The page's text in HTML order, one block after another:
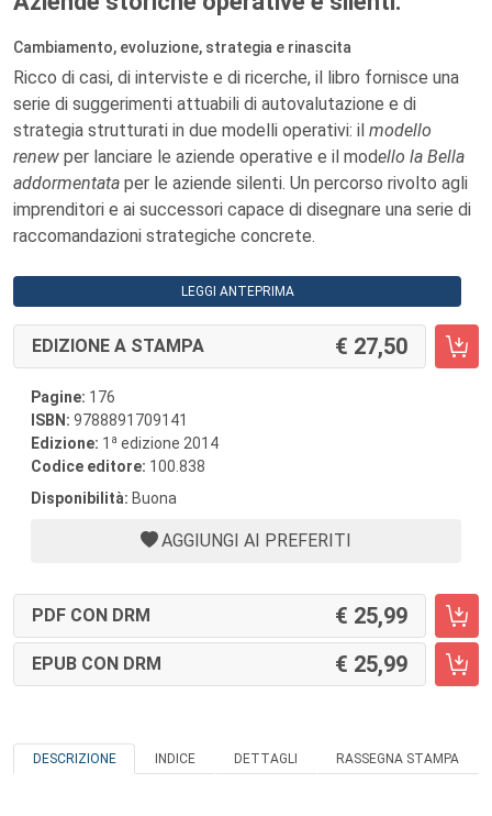
Cambiamento, evoluzione, strategia e rinascita
Ricco di casi, di interviste e di ricerche, il libro fornisce una
serie di suggerimenti attuabili di autovalutazione e di
strategia strutturati in due modelli operativi: il modello
renew per lanciare le aziende operative e il modello la Bella
addormentata per le aziende silenti. Un percorso rivolto agli
imprenditori e ai successori capace di disegnare una serie di
raccomandazioni strategiche concrete.
LEGGI ANTEPRIMA
EDIZIONE A STAMPA 27,50
Pagine: 176
ISBN: 9788891709141
Edizione: 1 a edizione 2014
Codice editore: 100.838
Disponibilità: Buona
AGGIUNGI AI PREFERITI
PDF CON DRM 25,99
EPUB CON DRM 25,99
DESCRIZIONE INDICE DETTAGLI RASSEGNA STAMPA